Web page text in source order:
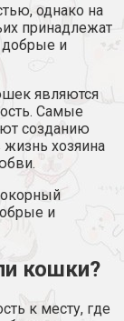
однако на
принадлежат
и
являются
Самые
созданию
хозяина
и
кошки?
к месту, где